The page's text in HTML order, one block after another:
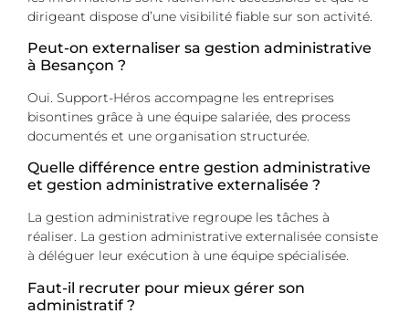
dirigeant dispose d’une visibilité fiable sur son activité.
Peut-on externaliser sa gestion administrative
à Besançon ?
Oui. Support-Héros accompagne les entreprises
bisontines grâce à une équipe salariée, des process
documentés et une organisation structurée.
Quelle différence entre gestion administrative
et gestion administrative externalisée ?
La gestion administrative regroupe les tâches à
réaliser. La gestion administrative externalisée consiste
à déléguer leur exécution à une équipe spécialisée.
Faut-il recruter pour mieux gérer son
administratif ?